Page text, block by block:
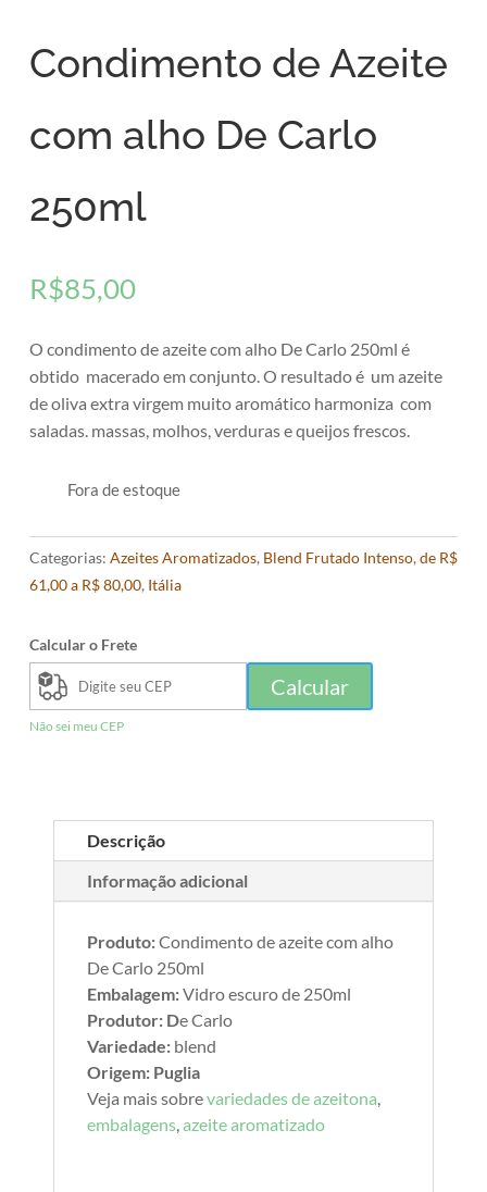
Condimento de Azeite
com alho De Carlo
250ml
R$85,00
O condimento de azeite com alho De Carlo 250ml é
obtido macerado em conjunto. O resultado é um azeite
de oliva extra virgem muito aromático harmoniza com
saladas. massas, molhos, verduras e queijos frescos.
Fora de estoque
Categorias: Azeites Aromatizados, Blend Frutado Intenso, de R$
61,00 a R$ 80,00, Itália
Calcular o Frete
Calcular
Não sei meu CEP
Descrição
Informação adicional
Produto:Condimento de azeite com alho
De Carlo 250ml
Embalagem:Vidro escuro de 250ml
Produtor: De Carlo
Variedade: blend
Origem: Puglia
Veja mais sobrevariedades de azeitona,
embalagens,azeite aromatizado